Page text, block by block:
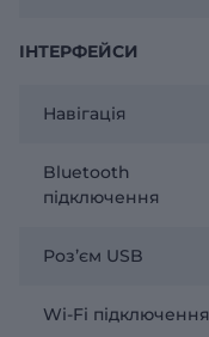
ІНТЕРФЕЙСИ
Навігація
Bluetooth
підключення
Розʼєм USB
Wi-Fi підключення